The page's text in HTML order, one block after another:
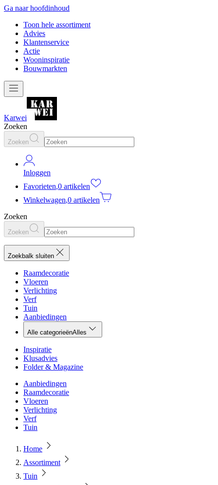
Ga naar hoofdinhoud
Toon hele assortiment
Advies
Klantenservice
Actie
Wooninspiratie
Bouwmarkten
Karwei
Zoeken
Zoeken
Inloggen
Favorieten,0 artikelen
Winkelwagen,0 artikelen
Zoeken
Zoeken
Zoekbalk sluiten
Raamdecoratie
Vloeren
Verlichting
Verf
Tuin
Aanbiedingen
Alle categorieënAlles
Inspiratie
Klusadvies
Folder & Magazine
Aanbiedingen
Raamdecoratie
Vloeren
Verlichting
Verf
Tuin
Home
Assortiment
Tuin